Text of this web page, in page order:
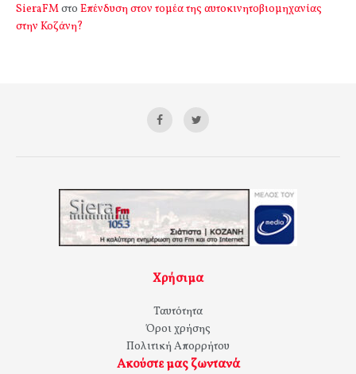
SieraFMστο Επένδυση στον τομέα της αυτοκινητοβιομηχανίας
στην Κοζάνη?
Χρήσιμα
Ταυτότητα
Όροι χρήσης
Πολιτική Απορρήτου
Ακούστε μας ζωντανά